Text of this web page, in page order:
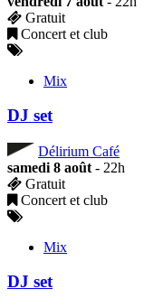
Gratuit
Concert et club
Mix
DJ set
Délirium Café
samedi 8 août - 22h
Gratuit
Concert et club
Mix
DJ set